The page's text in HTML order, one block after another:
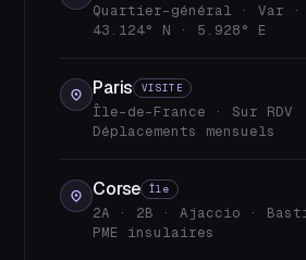
Quartier-général · Var ·
43.124° N · 5.928° E
Paris VISITE
Île-de-France · Sur RDV
Déplacements mensuels
Corse Île
2A · 2B · Ajaccio ·
PME insulaires